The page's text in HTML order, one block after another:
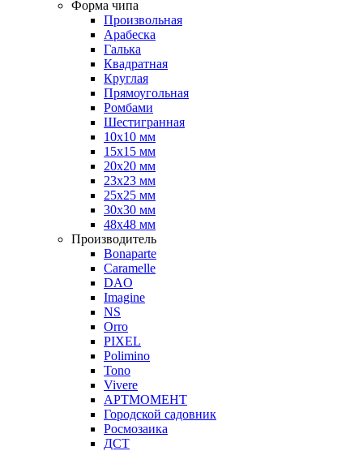
Форма чипа
Произвольная
Арабеска
Галька
Квадратная
Круглая
Прямоугольная
Ромбами
Шестигранная
10х10 мм
15х15 мм
20х20 мм
23х23 мм
25х25 мм
30х30 мм
48х48 мм
Производитель
Bonaparte
Caramelle
DAO
Imagine
NS
Orro
PIXEL
Polimino
Tono
Vivere
АРТМОМЕНТ
Городской садовник
Росмозаика
ДСТ